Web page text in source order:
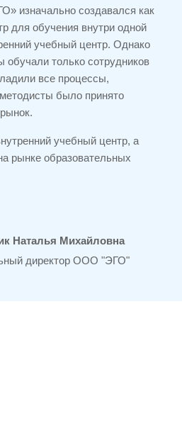
изначально создавался как
для обучения внутри одной
учебный центр. Однако
обучали только сотрудников
все процессы,
было принято
учебный центр, а
рынке образовательных
Наталья Михайловна
директор ООО "ЭГО"